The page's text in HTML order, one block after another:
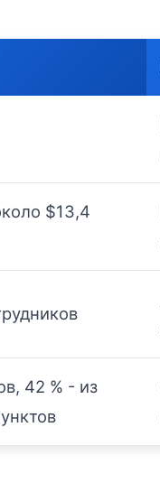
$13,4
42 % - из